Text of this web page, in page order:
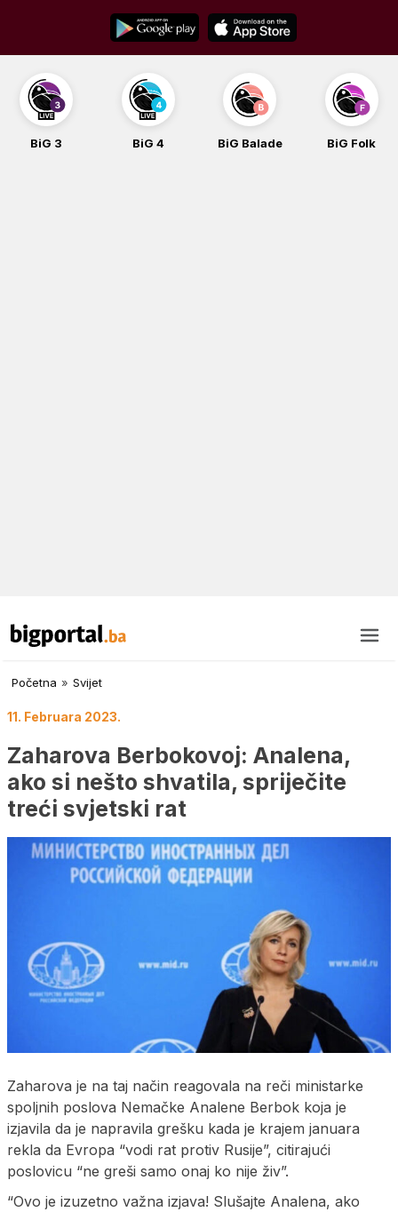
content
BiG 3 BiG 4 BiG Balade BiG Folk
Početna » Svijet
11. Februara 2023.
Zaharova Berbokovoj: Analena,
ako si nešto shvatila, spriječite
treći svjetski rat
Zaharova je na taj način reagovala na reči ministarke
spoljnih poslova Nemačke Analene Berbok koja je
izjavila da je napravila grešku kada je krajem januara
rekla da Evropa “vodi rat protiv Rusije”, citirajući
poslovicu “ne greši samo onaj ko nije živ”.
“Ovo je izuzetno važna izjava! Slušajte Analena, ako